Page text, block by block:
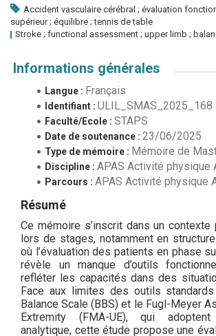
Accident vasculaire cérébral ; évaluation
supérieur ; équilibre ; tennis de table
Stroke ; functional assessment ; upper limb ;
Informations générales
Langue : Français
Identifiant : ULIL_SMAS_2025_168
Faculté/Ecole : STAPS
Date de soutenance : 23/06/2025
Type de mémoire : Mémoire de
Discipline : APAS Activité physique
Parcours : APAS Activité physique
Résumé
Ce mémoire s’inscrit dans un contexte
lors de stages, notamment en
où l’évaluation des patients en phase
révèle un manque d’outils
refléter les capacités dans des
Face aux limites des outils
Balance Scale (BBS) et le Fugl-Meyer
Extremity (FMA-UE), qui
analytique, cette étude propose une